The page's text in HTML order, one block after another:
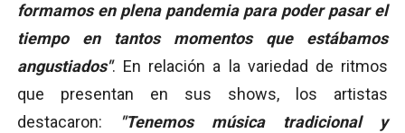
formamos en plena pandemia para poder pasar el
tiempo en tantos momentos que estábamos
angustiados". En relación a la variedad de ritmos
que presentan en sus shows, los artistas
destacaron:
"Tenemos música tradicional y